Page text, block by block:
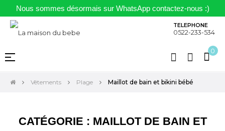
Nous sommes désormais sur WhatsApp contactez-nous :)
TELEPHONE
0522-233-534
0
Basculer
navigation
☰
Vêtements Plage Maillot de bain et bikini bébé
CATÉGORIE : MAILLOT DE BAIN ET